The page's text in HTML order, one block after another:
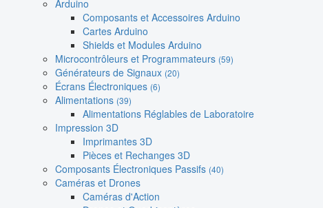
Arduino
Composants et Accessoires Arduino
Cartes Arduino
Shields et Modules Arduino
Microcontrôleurs et Programmateurs (59)
Générateurs de Signaux (20)
Écrans Électroniques (6)
Alimentations (39)
Alimentations Réglables de Laboratoire
Impression 3D
Imprimantes 3D
Pièces et Rechanges 3D
Composants Électroniques Passifs (40)
Caméras et Drones
Caméras d'Action